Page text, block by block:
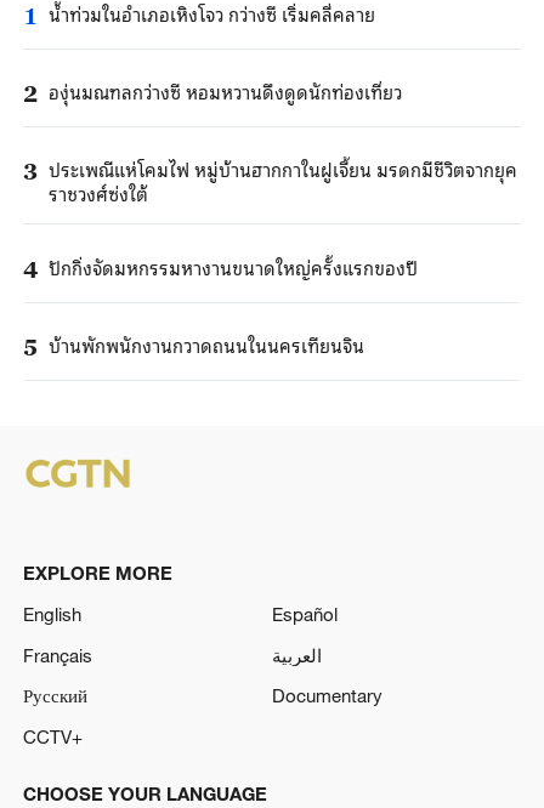
1 น้ำท่วมในอำเภอเหิงโจว กว่างซี เริ่มคลี่คลาย
2 องุ่นมณฑลกว่างซี หอมหวานดึงดูดนักท่องเที่ยว
3 ประเพณีแห่โคมไฟ หมู่บ้านฮากกาในฝูเจี้ยน มรดกมีชีวิตจากยุค
ราชวงศ์ซ่งใต้
4 ปักกิ่งจัดมหกรรมหางานขนาดใหญ่ครั้งแรกของปี
5 บ้านพักพนักงานกวาดถนนในนครเทียนจิน
EXPLORE MORE
English
Español
Français
العربية
Русский
Documentary
CCTV+
CHOOSE YOUR LANGUAGE